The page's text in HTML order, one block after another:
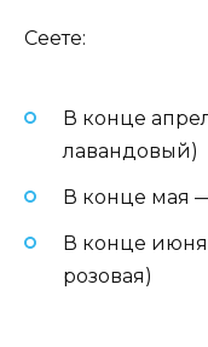
Сеете:
В конце
лавандовый)
В конце мая
В конце
розовая)